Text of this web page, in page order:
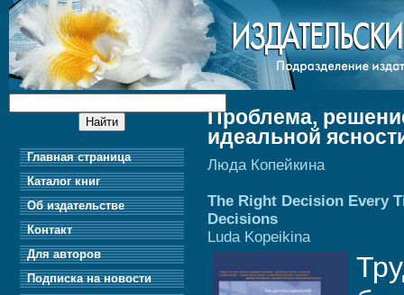
Проблема,
идеальной
Люда Копейкина
The Right Decision Every
Decisions
Luda Kopeikina
Главная страница
Каталог книг
Об издательстве
Контакт
Для авторов
Подписка на новости